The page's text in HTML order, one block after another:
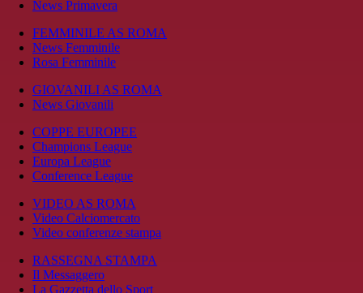
News Primavera
FEMMINILE AS ROMA
News Femminile
Rosa Femminile
GIOVANILI AS ROMA
News Giovanili
COPPE EUROPEE
Champions League
Europa League
Conference League
VIDEO AS ROMA
Video Calciomercato
Video conferenze stampa
RASSEGNA STAMPA
Il Messaggero
La Gazzetta dello Sport